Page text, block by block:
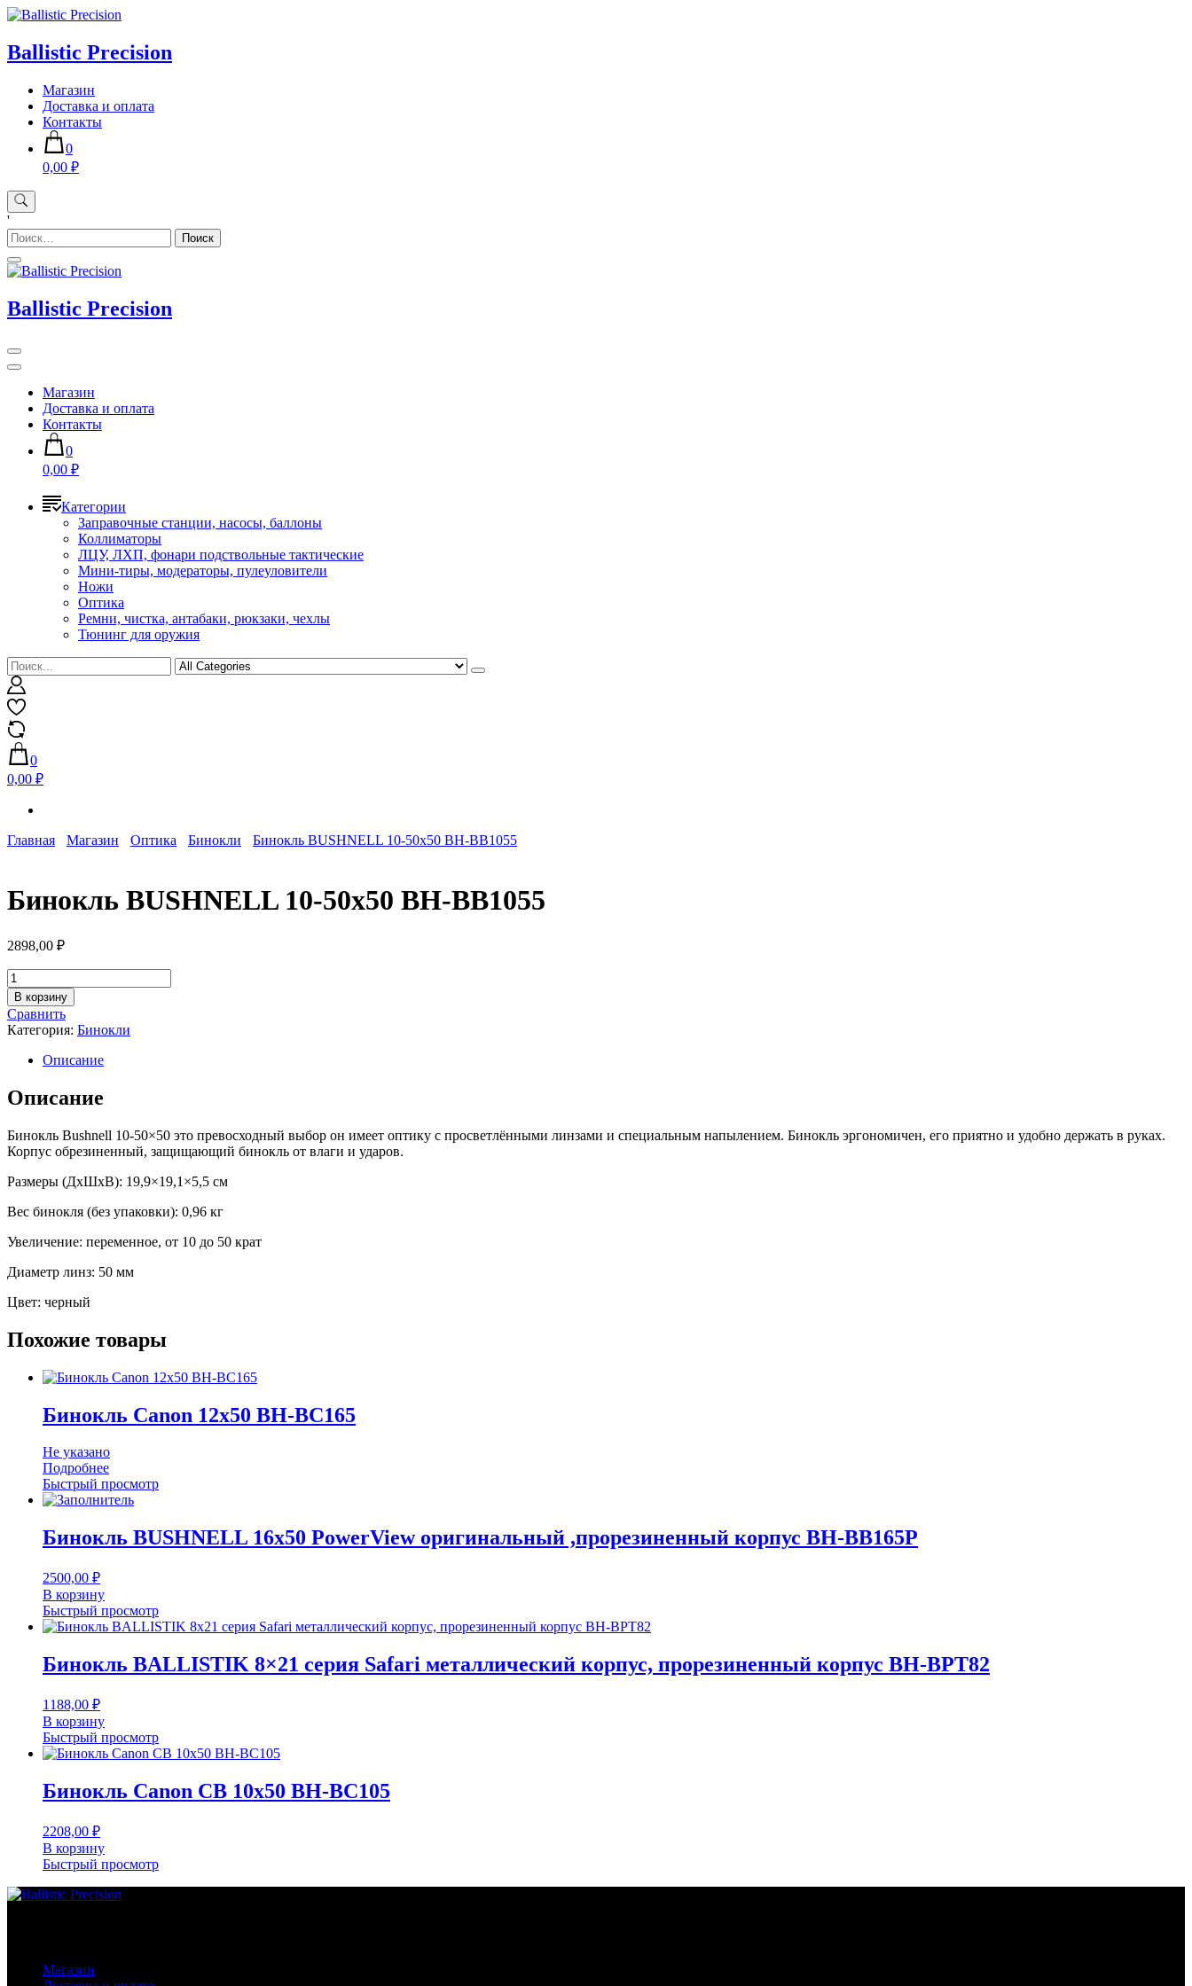
Skip
content
Ballistic Precision
Магазин
Доставка и оплата
Контакты
0
0,00 ₽
'
Найти:
Ballistic Precision
Магазин
Доставка и оплата
Контакты
0
0,00 ₽
Категории
Заправочные станции, насосы, баллоны
Коллиматоры
ЛЦУ, ЛХП, фонари подствольные тактические
Мини-тиры, модераторы, пулеуловители
Ножи
Оптика
Ремни, чистка, антабаки, рюкзаки, чехлы
Тюнинг для оружия
0
0,00 ₽
Главная Магазин Оптика Бинокли Бинокль BUSHNELL 10-50х50 BH-BB1055
Бинокль BUSHNELL 10-50х50 BH-BB1055
2898,00 ₽
Количество
товара
Бинокль
BUSHNELL
10-
50х50
BB1055
В корзину
Сравнить
Категория: Бинокли
Описание
Описание
Бинокль Bushnell 10-50×50 это превосходный выбор он имеет оптику с просветлёнными линзами и специальным напылением. Бинокль эргономичен, его приятно и удобно держать в руках.
Корпус обрезиненный, защищающий бинокль от влаги и ударов.
Размеры (ДxШxВ): 19,9×19,1×5,5 см
Вес бинокля (без упаковки): 0,96 кг
Увеличение: переменное, от 10 до 50 крат
Диаметр линз: 50 мм
Цвет: черный
Похожие товары
Бинокль Canon 12х50 BH-BC165
Не указано
Подробнее
Быстрый просмотр
Бинокль BUSHNELL 16х50 PowerView оригинальный ,прорезиненный корпус BH-BB165P
2500,00 ₽
В корзину
Быстрый просмотр
Бинокль BALLISTIK 8×21 серия Safari металлический корпус, прорезиненный корпус BH-BPT82
1188,00 ₽
В корзину
Быстрый просмотр
Бинокль Canon CB 10х50 BH-BC105
2208,00 ₽
В корзину
Быстрый просмотр
Магазин